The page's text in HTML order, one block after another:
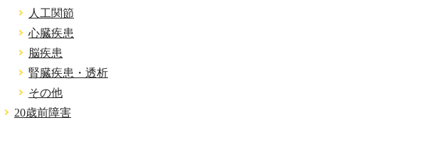
人工関節
心臓疾患
脳疾患
腎臓疾患・透析
その他
20歳前障害